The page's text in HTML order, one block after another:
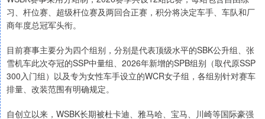
习、杆位赛、超级杆位赛及两回合正赛，积分将决定车手、车队和厂
商年度总冠军头衔。
目前赛事主要分为四个组别，分别是代表顶级水平的SBK公升组、张
雪机车此次夺冠的SSP中量组、2026年新增的SPB组别（取代原SSP
300入门组）以及专为女性车手设立的WCR女子组，各组别针对赛车
排量、改装范围有明确规定。
自创立以来，WSBK长期被杜卡迪、雅马哈、宝马、川崎等国际豪强